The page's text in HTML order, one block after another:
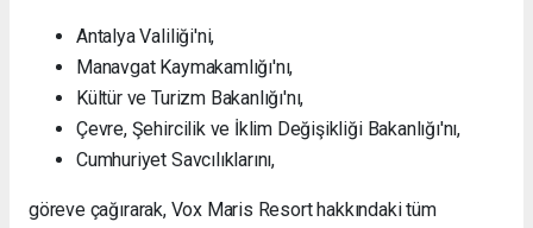
Antalya Valiliği'ni,
Manavgat Kaymakamlığı'nı,
Kültür ve Turizm Bakanlığı'nı,
Çevre, Şehircilik ve İklim Değişikliği Bakanlığı'nı,
Cumhuriyet Savcılıklarını,
göreve çağırarak, Vox Maris Resort hakkındaki tüm